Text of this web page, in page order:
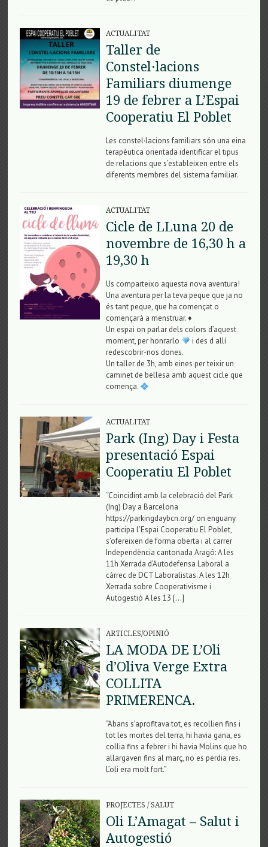
ACTUALITAT
Taller de
Constel·lacions
Familiars diumenge
19 de febrer a L’Espai
Cooperatiu El Poblet
Les constel·lacions familiars són una eina
terapèutica orientada identificar el tipus
de relacions que s’estableixen entre els
diferents membres del sistema familiar.
ACTUALITAT
Cicle de LLuna 20 de
novembre de 16,30 h a
19,30 h
Us comparteixo aquesta nova aventura!
Una aventura per la teva peque que ja no
és tant peque, que ha començat o
començará a menstruar. ♦️
Un espai on parlar dels colors d’aquest
moment, per honrarlo
i des d allí
redescobrir-nos dones.
Un taller de 3h, amb eines per teixir un
caminet de bellesa amb aquest cicle que
comença.
ACTUALITAT
Park (Ing) Day i Festa
presentació Espai
Cooperatiu El Poblet
“Coincidint amb la celebració del Park
(Ing) Day a Barcelona
https://parkingdaybcn.org/ on enguany
participa l’Espai Cooperatiu El Poblet,
s’ofereixen de forma oberta i al carrer
Independència cantonada Aragó: A les
11h Xerrada d’Autodefensa Laboral a
càrrec de DCT Laboralistas. A les 12h
Xerrada sobre Cooperativisme i
Autogestió A les 13 […]
ARTICLES/OPINIÓ
LA MODA DE L’Oli
d’Oliva Verge Extra
COLLITA
PRIMERENCA.
“Abans s’aprofitava tot, es recollien fins i
tot les mortes del terra, hi havia gana, es
collia fins a febrer i hi havia Molins que ho
allargaven fins al març, no es perdia res.
L’oli era molt fort.”
PROJECTES / SALUT
Oli L’Amagat – Salut i
Autogestió